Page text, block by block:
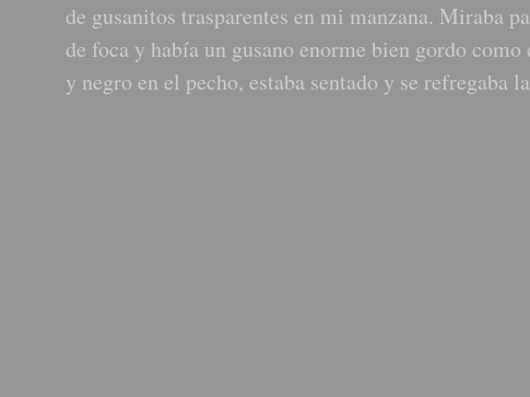
de gusanitos trasparentes en mi manzana. Miraba
de foca y había un gusano enorme bien gordo
y negro en el pecho, estaba sentado y se refregaba